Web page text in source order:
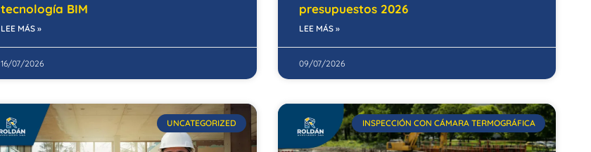
tecnología BIM
LEE MÁS »
16/07/2026
presupuestos 2026
LEE MÁS »
09/07/2026
UNCATEGORIZED INSPECCIÓN CON CÁMARA TERMOGRÁFICA